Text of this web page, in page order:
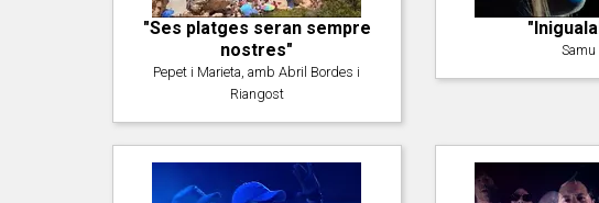
"Ses platges seran sempre
nostres"
Pepet i Marieta, amb Abril Bordes i
Riangost
Samu